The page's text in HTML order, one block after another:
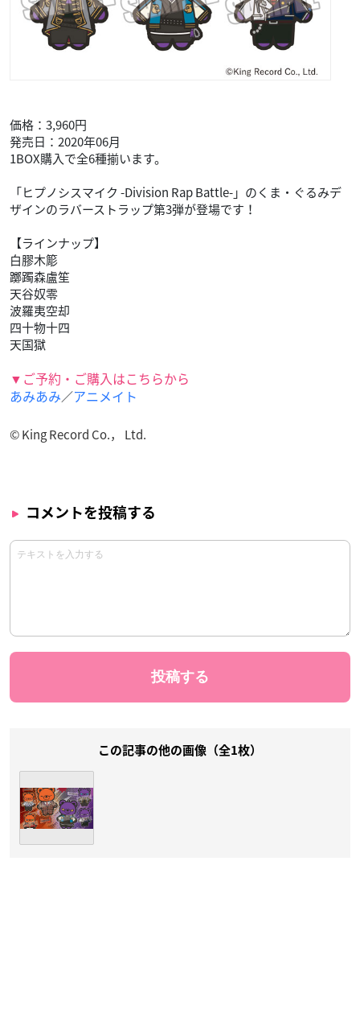
価格：3,960円
発売日：2020年06月
1BOX購入で全6種揃います。
「ヒプノシスマイク -Division Rap Battle-」のくま・ぐるみデ
ザインのラバーストラップ第3弾が登場です！
【ラインナップ】
白膠木簓
躑躅森盧笙
天谷奴零
波羅夷空却
四十物十四
天国獄
▼ご予約・ご購入はこちらから
あみあみ／アニメイト
© King Record Co.， Ltd.
コメントを投稿する
この記事の他の画像（全1枚）